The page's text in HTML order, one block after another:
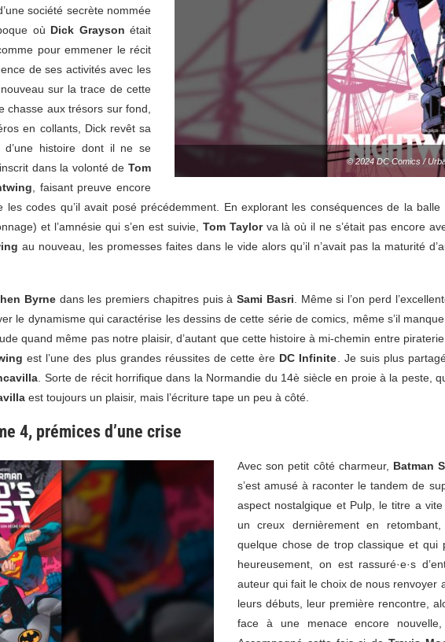
© 2024 DC Comics /
société secrète nommée
où Dick Grayson était
pour emmener le récit
de ses activités avec les
sur la trace de cette
chasse aux trésors sur fond,
en collants, Dick revêt sa
histoire dont il ne se
dans la volonté de Tom
, faisant preuve encore
les codes qu’il avait posé précédemment. En explorant les conséquences de la
et l’amnésie qui s’en est suivie, Tom Taylorva là où il ne s’était pas encore
au nouveau, les promesses faites dans le vide alors qu’il n’avait pas la maturité
Byrnedans les premiers chapitres puis à Sami Basri . Même si l’on perd
le dynamisme qui caractérise les dessins de cette série de comics, même s’il
quand même pas notre plaisir, d’autant que cette histoire à mi-chemin entre
est l’une des plus grandes réussites de cette ère DC Infinite . Je suis plus
. Sorte de récit horrifique dans la Normandie du 14è siècle en proie à la peste,
est toujours un plaisir, mais l’écriture tape un peu à côté.
4, prémices d’une crise
Avec son petit côté charmeur, Batman
s’est amusé à raconter le tandem de
aspect nostalgique et Pulp, le titre a
un creux dernièrement en
quelque chose de trop classique et
heureusement, on est rassuré·e·s
auteur qui fait le choix de nous renvoyer
leurs débuts, leur première rencontre,
face à une menace encore